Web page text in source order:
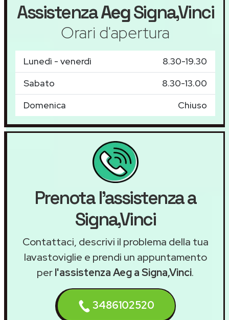
AssistenzaAegSigna,Vinci
Orari d'apertura
Lunedì - venerdì
8.30-19.30
Sabato
8.30-13.00
Domenica
Chiuso
Prenota l'assistenza a
Signa,Vinci
Contattaci, descrivi il problema della tua
lavastoviglie e prendi un appuntamento
perl'assistenza Aeg a Signa,Vinci.
3486102520